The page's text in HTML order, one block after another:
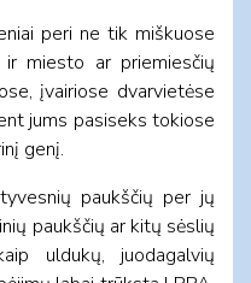
peri ne tik miškuose
miesto ar priemiesčių
įvairiose dvarvietėse
jums pasiseks tokiose
genį.
paukščių per jų
paukščių ar kitų sėslių
uldukų, juodagalvių